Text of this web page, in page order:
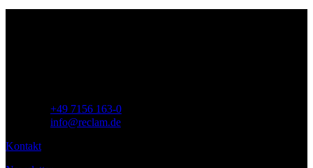
+49 7156 163-0
info@reclam.de
Kontakt